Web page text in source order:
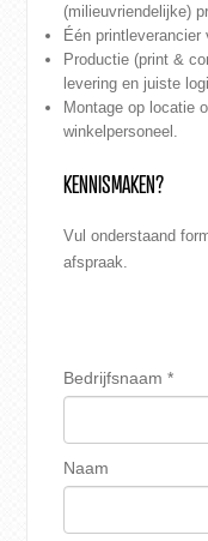
(milieuvriendelijke)
Één printleverancier
Productie (print &
levering en juiste
Montage op locatie
winkelpersoneel.
KENNISMAKEN?
Vul onderstaand
afspraak.
Bedrijfsnaam
Naam